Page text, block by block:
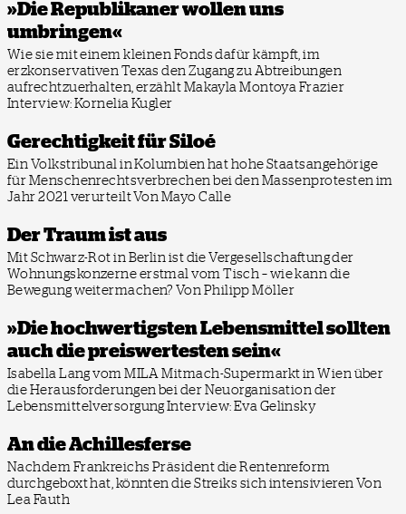
»Die Republikaner wollen uns
umbringen«
Wie sie mit einem kleinen Fonds dafür kämpft, im
erzkonservativen Texas den Zugang zu Abtreibungen
aufrechtzuerhalten, erzählt Makayla Montoya Frazier
Interview: Kornelia Kugler
Gerechtigkeit für Siloé
Ein Volkstribunal in Kolumbien hat hohe Staatsangehörige
für Menschenrechtsverbrechen bei den Massenprotesten im
Jahr 2021 verurteiltVon Mayo Calle
Der Traum ist aus
Mit Schwarz-Rot in Berlin ist die Vergesellschaftung der
Wohnungskonzerne erstmal vom Tisch – wie kann die
Bewegung weitermachen? Von Philipp Möller
»Die hochwertigsten Lebensmittel sollten
auch die preiswertesten sein«
Isabella Lang vom MILA Mitmach-Supermarkt in Wien über
die Herausforderungen bei der Neuorganisation der
LebensmittelversorgungInterview: Eva Gelinsky
An die Achillesferse
Nachdem Frankreichs Präsident die Rentenreform
durchgeboxt hat, könnten die Streiks sich intensivieren Von
Lea Fauth